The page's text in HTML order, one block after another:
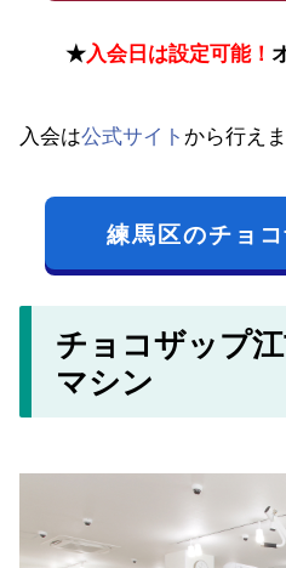
★入会日は設定可能！
入会は公式サイト から行えま
練馬区のチョ
チョコザップ
マシン